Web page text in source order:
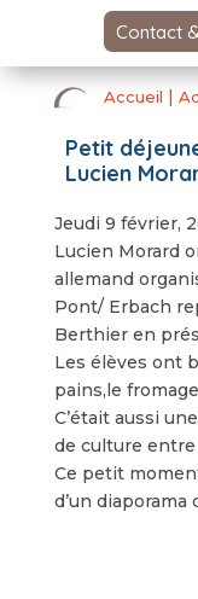
Contact
Accueil |
Petit
Lucien
Jeudi 9 février,
Lucien Morard
allemand
Pont/ Erbach
Berthier en
Les élèves ont
pains,le
C’était aussi
de culture entre
Ce petit
d’un diaporama